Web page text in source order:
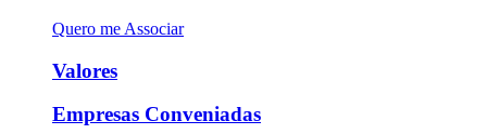
Quero me Associar
Valores
Empresas Conveniadas